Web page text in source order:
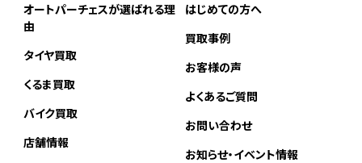
オートパーチェスが選ばれる理
由
タイヤ買取
くるま買取
バイク買取
店舗情報
はじめての方へ
買取事例
お客様の声
よくあるご質問
お問い合わせ
お知らせ・イベント情報